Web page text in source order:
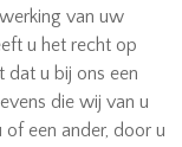
van uw
u het recht op
dat u bij ons een
die wij van u
een ander, door u